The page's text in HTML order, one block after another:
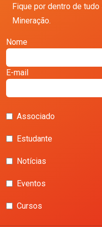
Fique por dentro de
Mineração.
Nome
E-mail
Associado
Estudante
Notícias
Eventos
Cursos